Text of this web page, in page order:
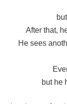
After that,
He sees
but he